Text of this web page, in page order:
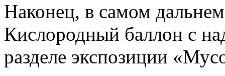
Наконец, в самом
Кислородный баллон с
разделе экспозиции